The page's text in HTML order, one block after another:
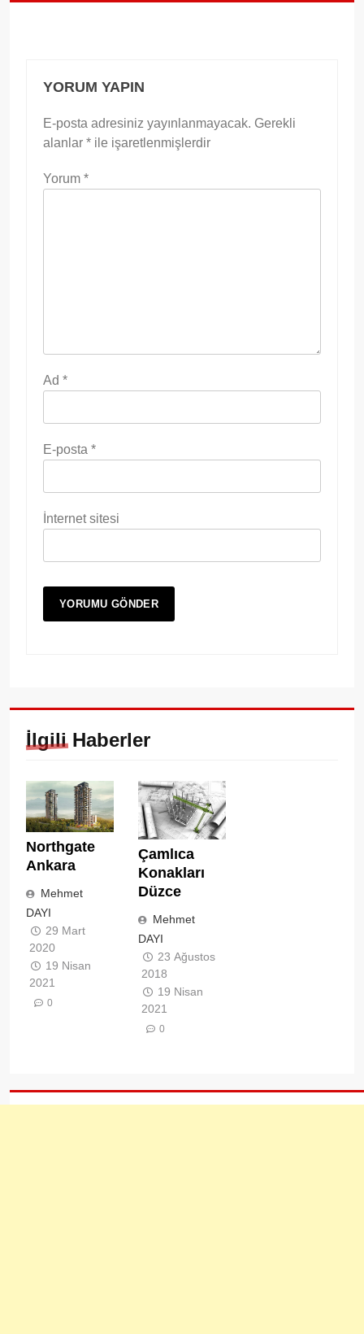
YORUM YAPIN
E-posta adresiniz yayınlanmayacak. Gerekli
alanlar * ile işaretlenmişlerdir
Yorum *
Ad *
E-posta *
İnternet sitesi
İlgili Haberler
Northgate
Ankara
Mehmet
DAYI
29 Mart
2020
19 Nisan
2021
0
Çamlıca
Konakları
Düzce
Mehmet
DAYI
23 Ağustos
2018
19 Nisan
2021
0